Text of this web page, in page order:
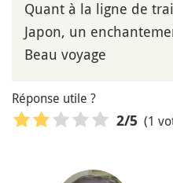
Quant à la ligne de
Japon, un
Beau voyage
Réponse utile ?
2/5 (1